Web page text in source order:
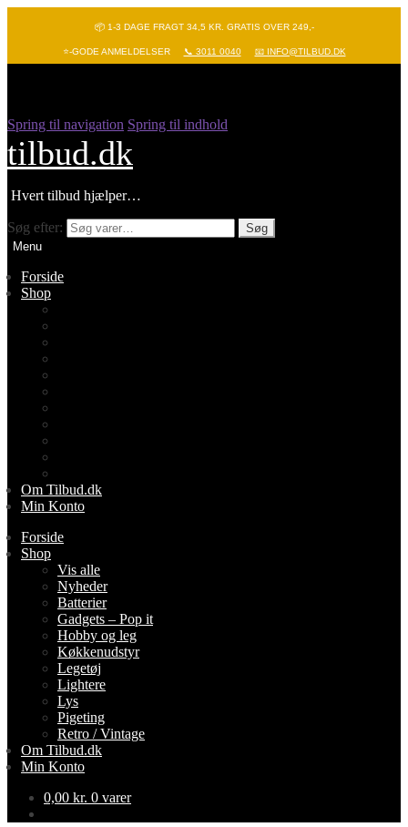
📦 1-3 DAGE FRAGT 34,5 KR. GRATIS OVER 249,-
⭐-GODE ANMELDELSER 📞 3011 0040 📧 INFO@TILBUD.DK
Spring til navigation Spring til indhold
tilbud.dk
Hvert tilbud hjælper…
Søg efter:
Søg
Menu
Forside
Shop
Om Tilbud.dk
Min Konto
Forside
Shop
Vis alle
Nyheder
Batterier
Gadgets – Pop it
Hobby og leg
Køkkenudstyr
Legetøj
Lightere
Lys
Pigeting
Retro / Vintage
Om Tilbud.dk
Min Konto
0,00 kr. 0 varer